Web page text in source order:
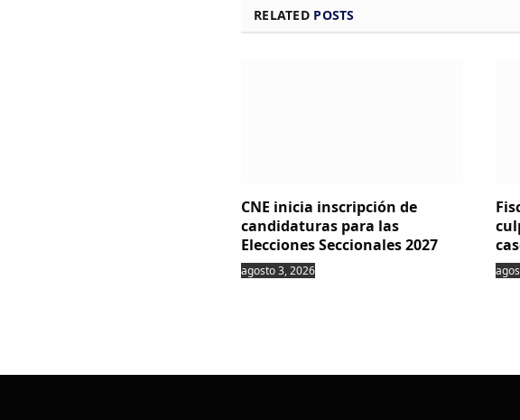
RELATED POSTS
CNE inicia inscripción de
candidaturas para las
Elecciones Seccionales 2027
agosto 3, 2026